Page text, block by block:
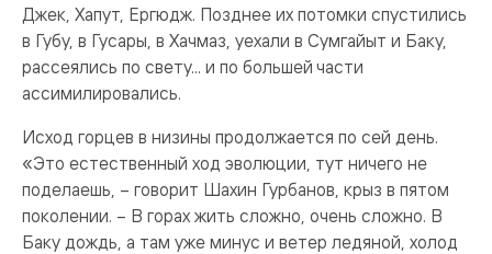
Джек, Хапут, Ергюдж. Позднее их потомки спустились
в Губу, в Гусары, в Хачмаз, уехали в Сумгайыт и Баку,
рассеялись по свету... и по большей части
ассимилировались.
Исход горцев в низины продолжается по сей день.
«Это естественный ход эволюции, тут ничего не
поделаешь, – говорит Шахин Гурбанов, крыз в пятом
поколении. – В горах жить сложно, очень сложно. В
Баку дождь, а там уже минус и ветер ледяной, холод